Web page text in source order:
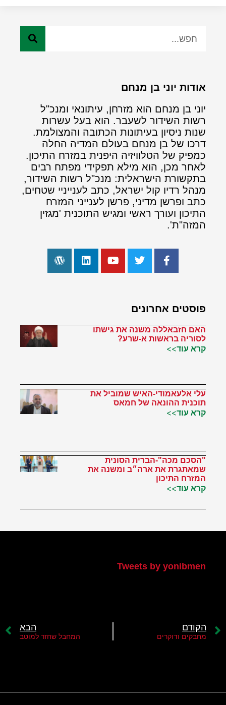
אודות יוני בן מנחם
יוני בן מנחם הוא מזרחן, עיתונאי ומנכ"ל
רשות השידור לשעבר. הוא בעל עשרות
שנות ניסיון בעיתונות הכתובה והמצולמת.
דרכו של בן מנחם בעולם המדיה החלה
כמפיק של הטלוויזיה היפנית במזרח התיכון.
לאחר מכן, הוא מילא תפקידי מפתח רבים
בתקשורת הישראלית: מנכ"ל רשות השידור,
מנהל רדיו קול ישראל, כתב לענייניי שטחים,
כתב ופרשן מדיני, פרשן לענייני המזרח
התיכון ועורך ראשי ומגיש התוכנית 'מגזין
המזה"ת'.
פוסטים אחרונים
האם חזבאללה משנה את גישתו
לסוריה בראשות א-שרע?
קרא עוד>>
עלי אלעאמודי-האיש שמוביל את
תוכנית ההונאה של חמאס
קרא עוד>>
"הסכם מכה"-הברית הסונית
שמאתגרת את ארה״ב ומשנה את
המזרח התיכון
קרא עוד>>
Tweets by yonibmen
הקודם
מחבקים ודוקרים
הבא
המחבל שחזר למוטב